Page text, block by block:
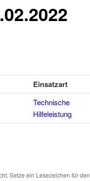
Einsatzart
Technische
Hilfeleistung
Setze ein Lesezeichen für den